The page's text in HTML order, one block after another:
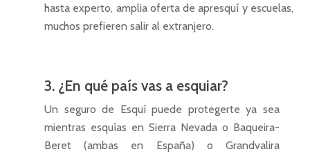
hasta experto, amplia oferta de apresquí y escuelas,
muchos prefieren salir al extranjero.
3. ¿En qué país vas a esquiar?
Un seguro de Esquí puede protegerte ya sea
mientras esquías en Sierra Nevada o Baqueira-
Beret (ambas en España) o Grandvalira